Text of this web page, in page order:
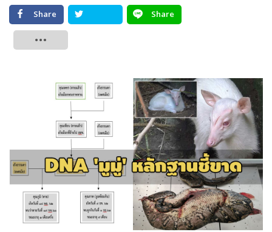
Share
Share